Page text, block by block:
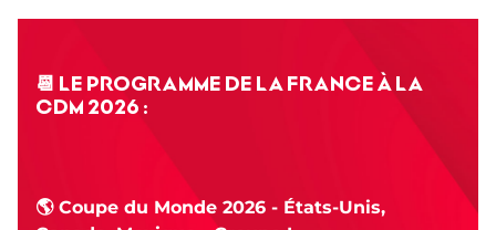
📆 LE PROGRAMME DE LA FRANCE À LA
CDM 2026 :
🌎 Coupe du Monde 2026 - États-Unis,